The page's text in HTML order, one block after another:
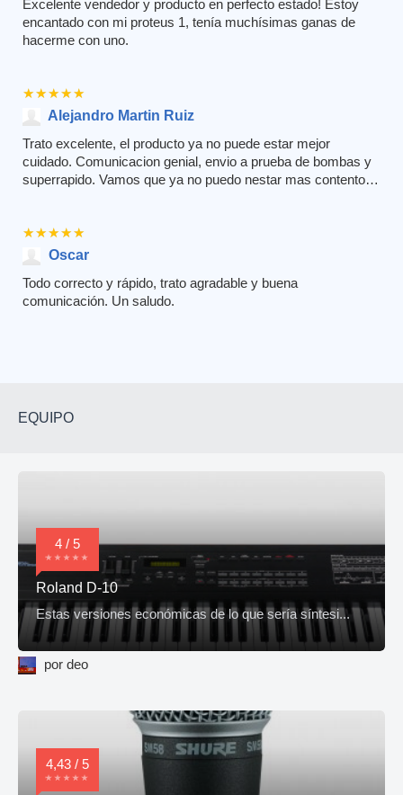
Excelente vendedor y producto en perfecto estado! Estoy
encantado con mi proteus 1, tenía muchísimas ganas de
hacerme con uno.
★★★★★
★★★★★
Alejandro Martin Ruiz
Trato excelente, el producto ya no puede estar mejor
cuidado. Comunicacion genial, envio a prueba de bombas y
superrapido. Vamos que ya no puedo nestar mas contento.
★★★★★
★★★★★
Oscar
Todo correcto y rápido, trato agradable y buena
comunicación. Un saludo.
EQUIPO
4 / 5
Roland D-10
Estas versiones económicas de lo que sería síntesi...
por deo
4,43 / 5